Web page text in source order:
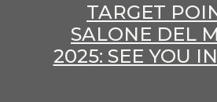
TARGET
SALONE DEL
2025: SEE YOU